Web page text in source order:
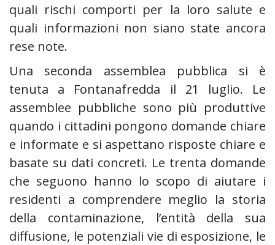
quali rischi comporti per la loro salute e
quali informazioni non siano state ancora
rese note.
‍Una seconda assemblea pubblica si è
tenuta a Fontanafredda il 21 luglio. Le
assemblee pubbliche sono più produttive
quando i cittadini pongono domande chiare
e informate e si aspettano risposte chiare e
basate su dati concreti. Le trenta domande
che seguono hanno lo scopo di aiutare i
residenti a comprendere meglio la storia
della contaminazione, l’entità della sua
diffusione, le potenziali vie di esposizione, le